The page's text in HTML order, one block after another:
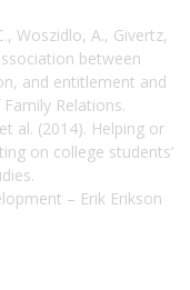
Woszidlo, A., Givertz,
between
and entitlement and
Relations.
al. (2014). Helping or
on college students’
– Erik Erikson